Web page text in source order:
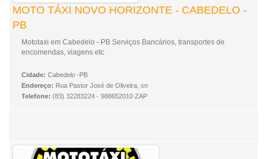
MOTO TÁXI NOVO HORIZONTE - CABEDELO -
PB
Mototaxi em Cabedelo - PB Serviços Bancários, transportes de
encomendas, viagens etc
Cidade: Cabedelo -PB
Endereço: Rua Pastor José de Oliveira, sn
Telefone: (83) 32283224 - 988652010 ZAP